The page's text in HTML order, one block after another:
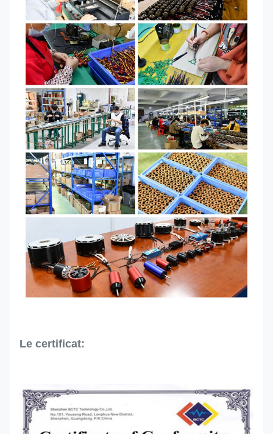
Le certificat: